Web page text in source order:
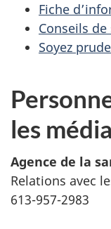
Fiche
Conseils
Soyez
les
Agence de la
Relations avec
613-957-2983